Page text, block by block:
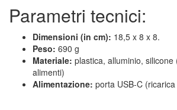
Parametri tecnici:
Dimensioni (in cm): 18,5 x 8 x 8.
Peso: 690 g
Materiale: plastica, alluminio,
alimenti)
Alimentazione: porta USB-C